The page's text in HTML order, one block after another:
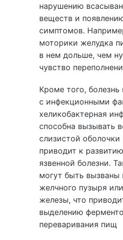
нарушению
веществ и
симптомов.
моторики желудка
в нем дольше, чем
чувство
Кроме того,
с инфекционными
хеликобактерная
способна вызывать
слизистой оболочки
приводит к
язвенной болезни.
могут быть
желчного пузыря
железы, что
выделению
переваривания пищ